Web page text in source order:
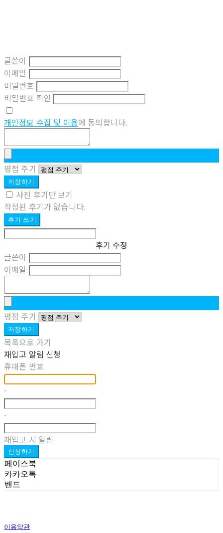
글쓴이
이메일
비밀번호
비밀번호 확인
개인정보 수집 및 이용에 동의합니다.
평점 주기
저장하기
사진 후기만 보기
작성된 후기가 없습니다.
후기 쓰기
후기 수정
글쓴이
이메일
평점 주기
저장하기
목록으로 가기
재입고 알림 신청
휴대폰 번호
-
-
재입고 시 알림
신청하기
페이스북
카카오톡
밴드
이용약관